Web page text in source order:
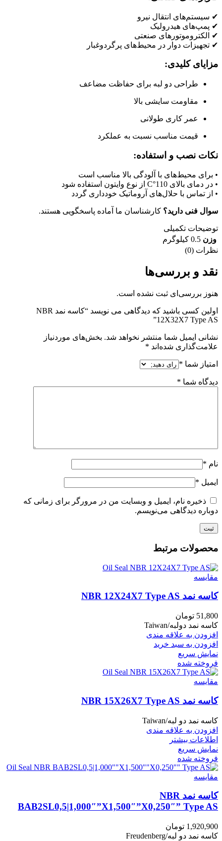
✔ سیستم‌های انتقال نیرو
✔ پمپ‌های هیدرولیک
✔ الکتروموتورهای صنعتی
✔ تجهیزات دوار در محیط‌های پرگردوغبار
مزایای کلیدی:
طراحی دو لبه برای حفاظت مضاعف
مقاومت سایشی بالا
عمر کاری طولانی
قیمت مناسب نسبت به عملکرد
نکات نصب و استفاده:
• برای محیط‌های با آلودگی بالا مناسب است
• در دمای بالای 110°C از نوع وایتون استفاده شود
• از تماس با حلال‌های آروماتیک خودداری گردد
سوال فنی دارید؟ کارشناسان ما آماده پاسخگویی هستند.
توضیحات تکمیلی
وزن 0.5 کیلوگرم
نظرات (0)
نقد و بررسی‌ها
هنوز بررسی‌ای ثبت نشده است.
اولین کسی باشید که دیدگاهی می نویسد “کاسه نمد NBR
12X32X7 Type AS”
نشانی ایمیل شما منتشر نخواهد شد. بخش‌های موردنیاز
علامت‌گذاری شده‌اند *
امتیاز شما *
دیدگاه شما *
نام *
ایمیل *
ذخیره نام، ایمیل و وبسایت من در مرورگر برای زمانی که
دوباره دیدگاهی می‌نویسم.
محصولات مرتبط
مقايسه
کاسه نمد NBR 12X24X7 Type AS
51,800 تومان
کاسه نمد دولبه/Taiwan
افزودن به علاقه مندی
افزودن به سبد خرید
نمایش سریع
فروخته شده
مقايسه
کاسه نمد NBR 15X26X7 Type AS
کاسه نمد دو لبه/Taiwan
افزودن به علاقه مندی
اطلاعات بیشتر
نمایش سریع
فروخته شده
مقايسه
کاسه نمد NBR
BAB2SL0,5|1,000″”X1,500″”X0,250″” Type AS
1,920,900 تومان
کاسه نمد دو لبه/Freudenberg